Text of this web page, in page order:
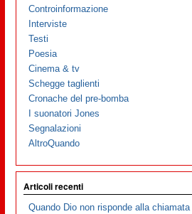
Controinformazione
Interviste
Testi
Poesia
Cinema & tv
Schegge taglienti
Cronache del pre-bomba
I suonatori Jones
Segnalazioni
AltroQuando
Articoli recenti
Quando Dio non risponde alla chiamata